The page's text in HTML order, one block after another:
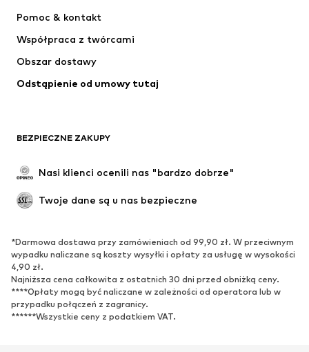
Kurtki
Bielizna
Płaszcze
Spódnice
Specjalne okazje
Nowości
Na czasie
Trampki & sneakersy
Czółenka & buty na obcasie
Kozaki
Sandały
Buty sportowe
Pomoc & kontakt
Współpraca z twórcami
Obszar dostawy
Odstąpienie od umowy tutaj
BEZPIECZNE ZAKUPY
Nasi klienci ocenili nas "bardzo dobrze"
Twoje dane są u nas bezpieczne
*Darmowa dostawa przy zamówieniach od 99,90 zł. W przeciwnym
wypadku naliczane są koszty wysyłki i opłaty za usługę w wysokości
4,90 zł.
Najniższa cena całkowita z ostatnich 30 dni przed obniżką ceny.
****Opłaty mogą być naliczane w zależności od operatora lub w
przypadku połączeń z zagranicy.
******Wszystkie ceny z podatkiem VAT.